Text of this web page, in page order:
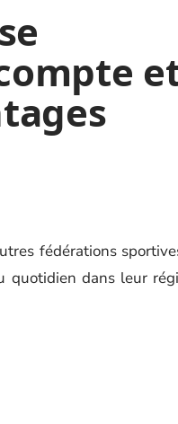
fédérations
dans leur